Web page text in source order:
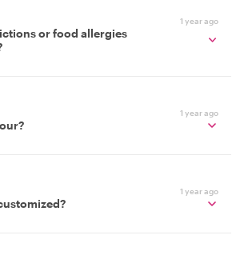
1 year ago
or food allergies
1 year ago
1 year ago